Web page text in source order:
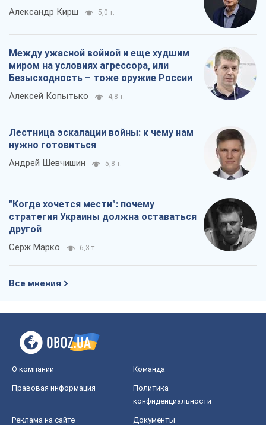
Александр Кирш 5,0 т.
Между ужасной войной и еще худшим
миром на условиях агрессора, или
Безысходность – тоже оружие России
Алексей Копытько 4,8 т.
Лестница эскалации войны: к чему нам
нужно готовиться
Андрей Шевчишин 5,8 т.
"Когда хочется мести": почему
стратегия Украины должна оставаться
другой
Серж Марко 6,3 т.
Все мнения
О компании Команда
Правовая информация
Политика
конфиденциальности
Реклама на сайте Документы